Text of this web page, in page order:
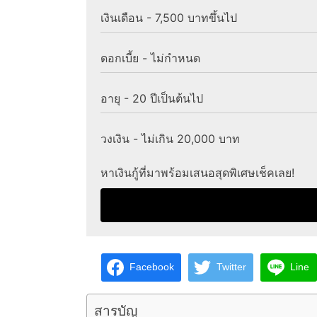
เงินเดือน - 7,500 บาทขึ้นไป
ดอกเบี้ย - ไม่กำหนด
อายุ - 20 ปีเป็นต้นไป
วงเงิน - ไม่เกิน 20,000 บาท
หาเงินกู้ที่มาพร้อมเสนอสุดพิเศษเช็คเลย!
Facebook Twitter Line
สารบัญ